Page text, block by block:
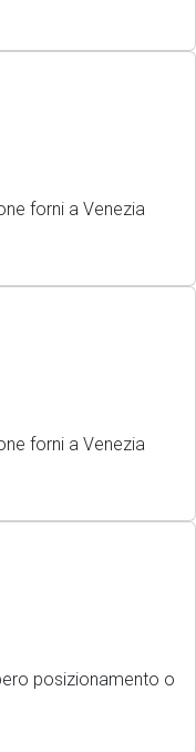
forni a Venezia
forni a Venezia
posizionamento o